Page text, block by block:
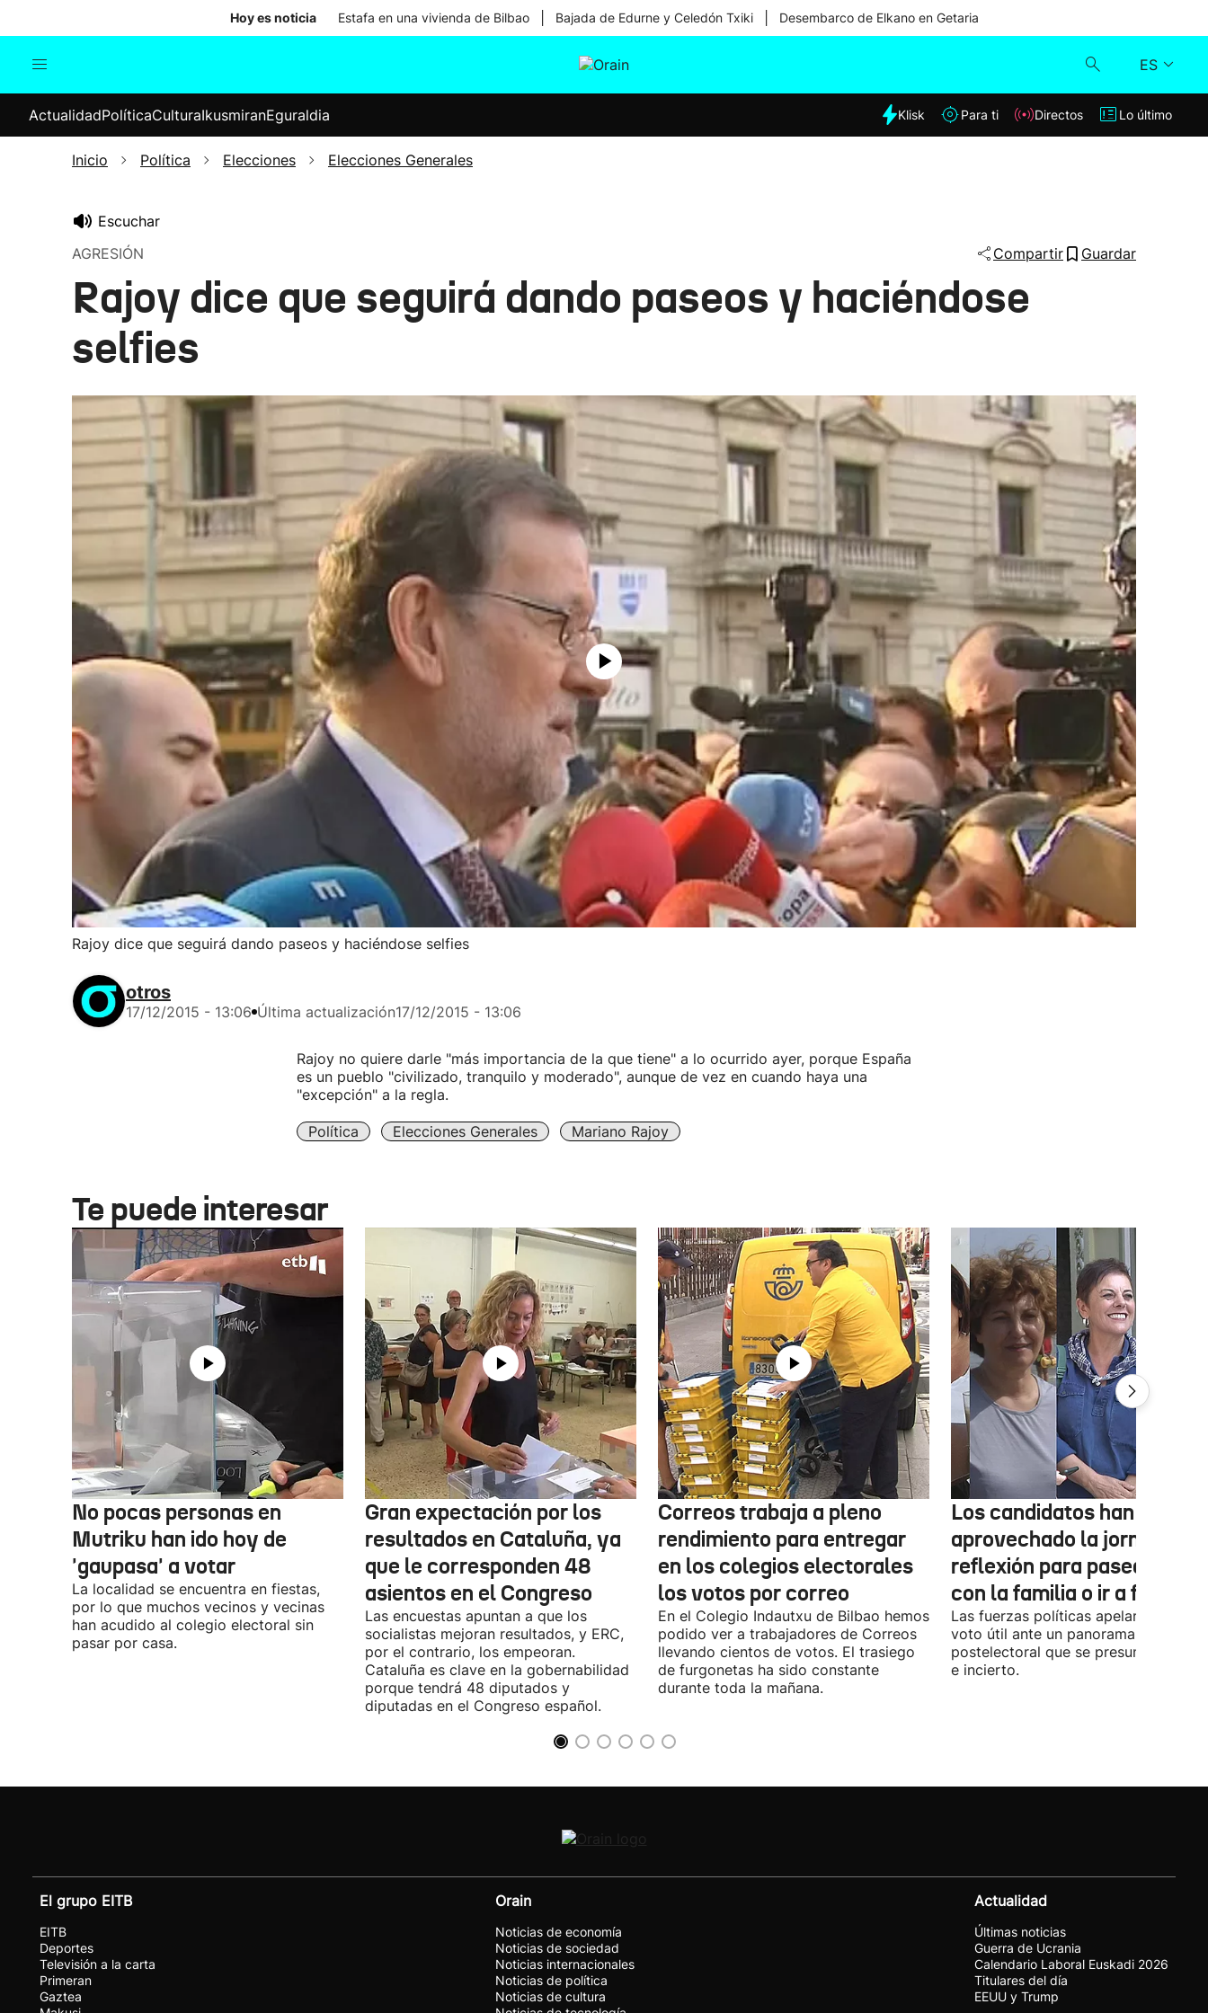
Hoy es noticia Estafa en una vivienda de Bilbao Bajada de Edurne y Celedón Txiki Desembarco de Elkano en Getaria
ES
Internacional
Elecciones
Klisk
ActualidadPolíticaCulturaIkusmiranEguraldia Klisk Para ti Directos Lo último
Inicio Política Elecciones Elecciones Generales
Escuchar
AGRESIÓN
Compartir Guardar
Rajoy dice que seguirá dando paseos y haciéndose
selfies
Rajoy dice que seguirá dando paseos y haciéndose selfies
otros
17/12/2015 - 13:06 Última actualización17/12/2015 - 13:06
Rajoy no quiere darle "más importancia de la que tiene" a lo ocurrido ayer, porque España
es un pueblo "civilizado, tranquilo y moderado", aunque de vez en cuando haya una
"excepción" a la regla.
Política Elecciones Generales Mariano Rajoy
Te puede interesar
No pocas personas en
Mutriku han ido hoy de
'gaupasa' a votar
La localidad se encuentra en fiestas,
por lo que muchos vecinos y vecinas
han acudido al colegio electoral sin
pasar por casa.
Gran expectación por los
resultados en Cataluña, ya
que le corresponden 48
asientos en el Congreso
Las encuestas apuntan a que los
socialistas mejoran resultados, y ERC,
por el contrario, los empeoran.
Cataluña es clave en la gobernabilidad
porque tendrá 48 diputados y
diputadas en el Congreso español.
Correos trabaja a pleno
rendimiento para entregar
en los colegios electorales
los votos por correo
En el Colegio Indautxu de Bilbao hemos
podido ver a trabajadores de Correos
llevando cientos de votos. El trasiego
de furgonetas ha sido constante
durante toda la mañana.
Los candidatos han
aprovechado la jornada de
reflexión para pasear,
con la familia o ir a fiestas
Las fuerzas políticas apelaron ayer al
voto útil ante un panorama
postelectoral que se presume
e incierto.
El grupo EITB
EITB
Deportes
Televisión a la carta
Primeran
Gaztea
Orain
Noticias de economía
Noticias de sociedad
Noticias internacionales
Noticias de política
Noticias de cultura
Actualidad
Últimas noticias
Guerra de Ucrania
Calendario Laboral Euskadi 2026
Titulares del día
EEUU y Trump